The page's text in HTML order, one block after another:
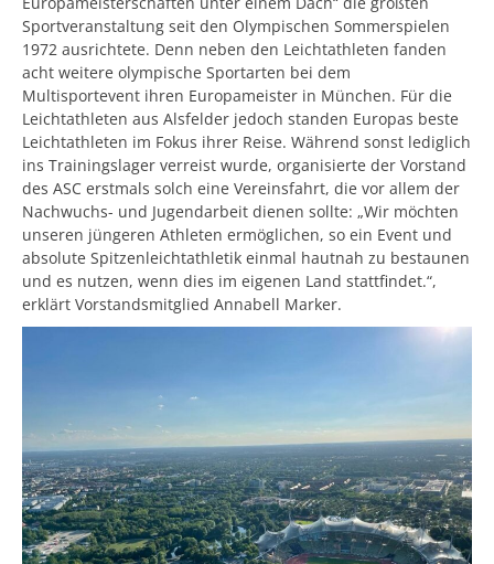
h
t
m
Sportveranstaltung seit den Olympischen Sommerspielen
1972 ausrichtete. Denn neben den Leichtathleten fanden
acht weitere olympische Sportarten bei dem
Multisportevent ihren Europameister in München. Für die
Leichtathleten aus Alsfelder jedoch standen Europas beste
Leichtathleten im Fokus ihrer Reise. Während sonst lediglich
ins Trainingslager verreist wurde, organisierte der Vorstand
des ASC erstmals solch eine Vereinsfahrt, die vor allem der
Nachwuchs- und Jugendarbeit dienen sollte: „Wir möchten
unseren jüngeren Athleten ermöglichen, so ein Event und
absolute Spitzenleichtathletik einmal hautnah zu bestaunen
und es nutzen, wenn dies im eigenen Land stattfindet.“,
erklärt Vorstandsmitglied Annabell Marker.